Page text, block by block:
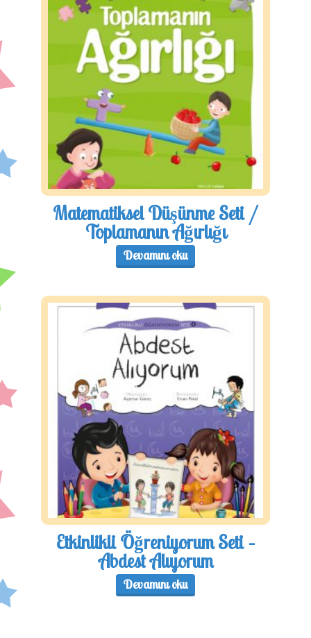
Matematiksel Düşünme Seti /
Toplamanın Ağırlığı
Devamını oku
Etkinlikli Öğreniyorum Seti –
Abdest Alıyorum
Devamını oku